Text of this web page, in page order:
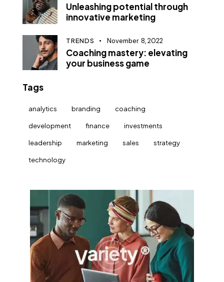
Unleashing potential through
innovative marketing
TRENDS November 8, 2022
Coaching mastery: elevating
your business game
Tags
analytics branding coaching
development finance investments
leadership marketing sales strategy
technology